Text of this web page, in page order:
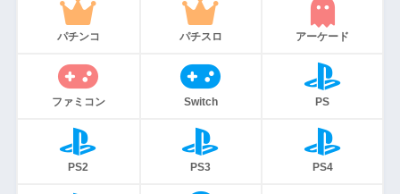
パチンコ パチスロ アーケード
ファミコン Switch PS
PS2 PS3 PS4